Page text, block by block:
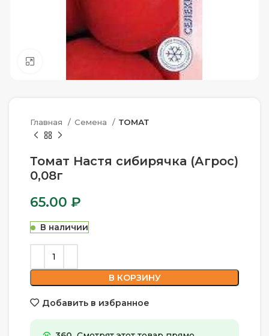
Нажмите, чтобы увеличить
Главная Семена ТОМАТ
Томат Настя сибирячка (Агрос)
0,08г
65.00 ₽
В наличии
В КОРЗИНУ
Добавить в избранное